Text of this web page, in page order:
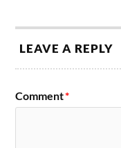
LEAVE A REPLY
Comment*